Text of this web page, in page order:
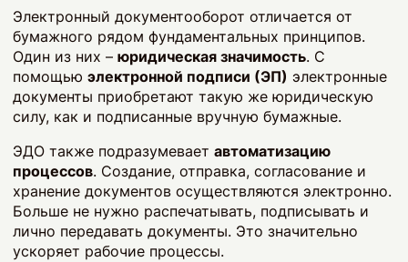
Электронный документооборот отличается от
бумажного рядом фундаментальных принципов.
Один из них – юридическая значимость. С
помощью электронной подписи (ЭП) электронные
документы приобретают такую же юридическую
силу, как и подписанные вручную бумажные.
ЭДО также подразумевает автоматизацию
процессов. Создание, отправка, согласование и
хранение документов осуществляются электронно.
Больше не нужно распечатывать, подписывать и
лично передавать документы. Это значительно
ускоряет рабочие процессы.